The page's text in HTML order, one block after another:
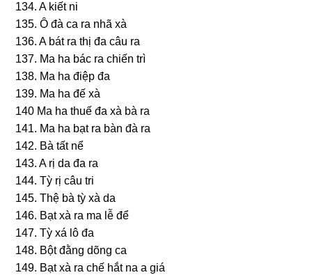
134. A kiết ni
135. Ô đà ca ra nhã xà
136. A bát ra thị đa câu ra
137. Ma ha bác ra chiến trì
138. Ma ha điệp đa
139. Ma ha đế xà
140 Ma ha thuế đa xà bà ra
141. Ma ha bạt ra bàn đà ra
142. Bà tất nể
143. A rị da đa ra
144. Tỳ rị câu tri
145. Thệ bà tỳ xà da
146. Bạt xà ra ma lễ để
147. Tỳ xá lô đa
148. Bột đằnɡ dõnɡ ca
149. Bạt xà ra chế hắt na a ɡiá